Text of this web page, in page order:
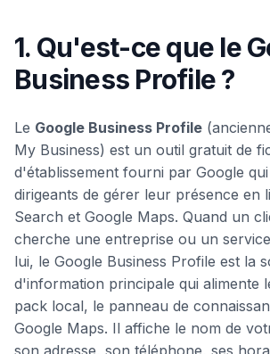
1. Qu'est-ce que le
Business Profile ?
Le Google Business Profile
My Business) est un outil gratuit de
d'établissement fourni par Google
dirigeants de gérer leur présence en
Search et Google Maps. Quand un
cherche une entreprise ou un
lui, le Google Business Profile est la
d'information principale qui alimente
pack local, le panneau de
Google Maps. Il affiche le nom de
son adresse, son téléphone, ses